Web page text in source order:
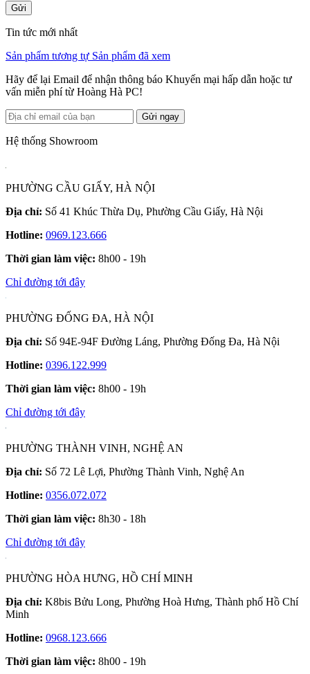
Gửi
Tin tức mới nhất
Sản phẩm tương tự Sản phẩm đã xem
Hãy để lại Email để nhận thông báo Khuyến mại hấp dẫn hoặc tư
vấn miễn phí từ Hoàng Hà PC!
Gửi ngay
Hệ thống Showroom
PHƯỜNG CẦU GIẤY, HÀ NỘI
Địa chỉ: Số 41 Khúc Thừa Dụ, Phường Cầu Giấy, Hà Nội
Hotline: 0969.123.666
Thời gian làm việc: 8h00 - 19h
Chỉ đường tới đây
PHƯỜNG ĐỐNG ĐA, HÀ NỘI
Địa chỉ: Số 94E-94F Đường Láng, Phường Đống Đa, Hà Nội
Hotline: 0396.122.999
Thời gian làm việc: 8h00 - 19h
Chỉ đường tới đây
PHƯỜNG THÀNH VINH, NGHỆ AN
Địa chỉ: Số 72 Lê Lợi, Phường Thành Vinh, Nghệ An
Hotline: 0356.072.072
Thời gian làm việc: 8h30 - 18h
Chỉ đường tới đây
PHƯỜNG HÒA HƯNG, HỒ CHÍ MINH
Địa chỉ: K8bis Bửu Long, Phường Hoà Hưng, Thành phố Hồ Chí
Minh
Hotline: 0968.123.666
Thời gian làm việc: 8h00 - 19h